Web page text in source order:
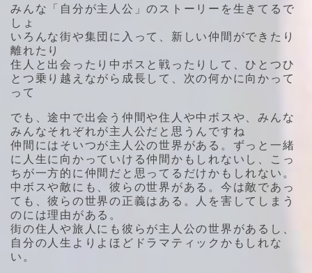
みんな「自分が主人公」のストーリーを生きてるで
しょ
いろんな街や集団に入って、新しい仲間ができたり
離れたり
住人と出会ったり中ボスと戦ったりして、ひとつひ
とつ乗り越えながら成長して、次の何かに向かって
って
でも、途中で出会う仲間や住人や中ボスや、みんな
みんなそれぞれが主人公だと思うんですね
仲間にはそいつが主人公の世界がある。ずっと一緒
に人生に向かっていける仲間かもしれないし、こっ
ちが一方的に仲間だと思ってるだけかもしれない。
中ボスや敵にも、彼らの世界がある。今は敵であっ
ても、彼らの世界の正義はある。人を害してしまう
のには理由がある。
街の住人や旅人にも彼らが主人公の世界があるし、
自分の人生よりよほどドラマティックかもしれな
い。